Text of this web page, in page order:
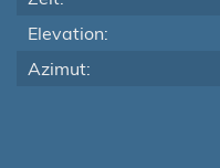
Elevation:
Azimut: